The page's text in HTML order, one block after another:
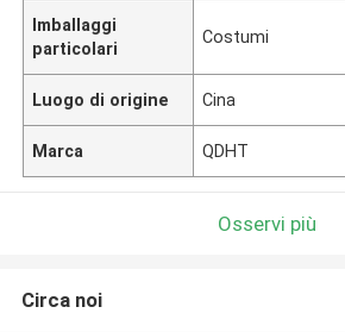
Imballaggi
particolari
Costumi
Luogo di origine Cina
Marca QDHT
Osservi più
Circa noi